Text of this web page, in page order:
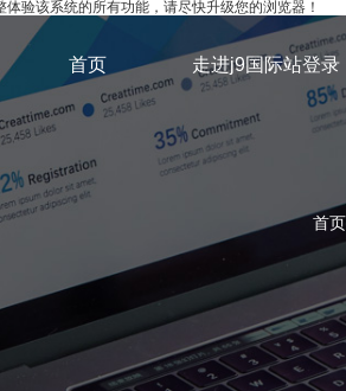
验该系统的所有功能，请尽快升级您的浏览器！
首页 走进j9国际站登录
首页